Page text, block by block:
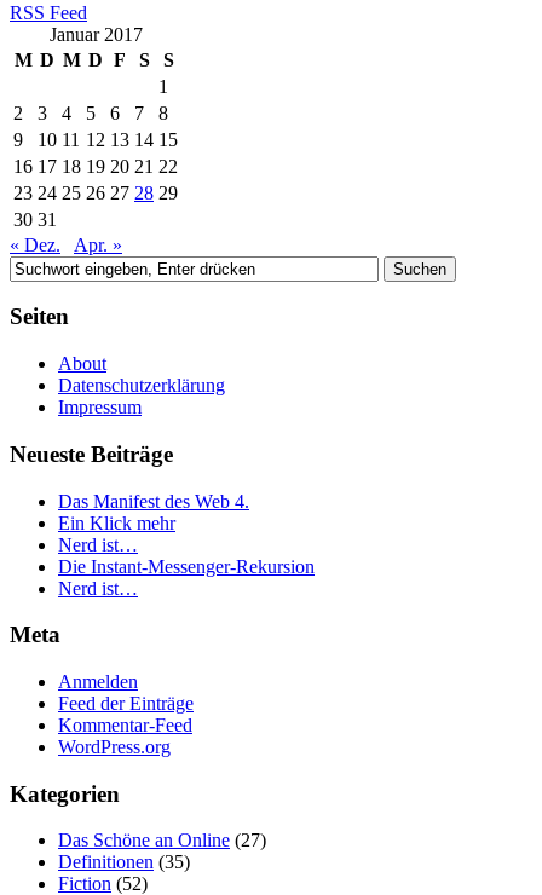
RSS Feed
Januar 2017
M D M D F S
S
1
2
3 4 5 6 7
8
9
10 11 12 13 14 15
16 17 18 19 20 21 22
23 24 25 26 27 28 29
30 31
« Dez.
Apr. »
Seiten
About
Datenschutzerklärung
Impressum
Neueste Beiträge
Das Manifest des Web 4.
Ein Klick mehr
Nerd ist…
Die Instant-Messenger-Rekursion
Nerd ist…
Meta
Anmelden
Feed der Einträge
Kommentar-Feed
WordPress.org
Kategorien
Das Schöne an Online (27)
Definitionen (35)
Fiction (52)